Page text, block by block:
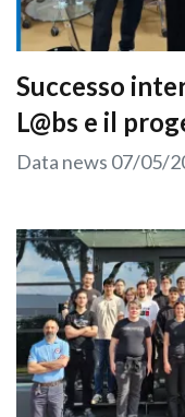
Successo
L@bs e il
Data news 07/05/